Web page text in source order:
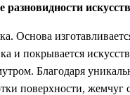
Основа
и покрывается
Благодаря
поверхности, жемчуг